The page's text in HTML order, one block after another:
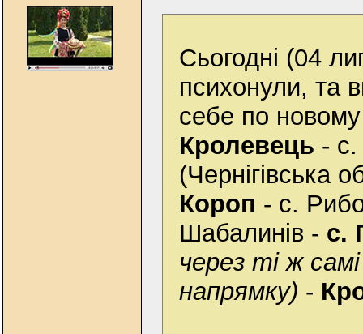
Сьогодні (04
психонули, та
себе по
Кролевець - с.
(Чернігівська
Короп - с.
Шабалинів - с.
через ті ж
напрямку) -